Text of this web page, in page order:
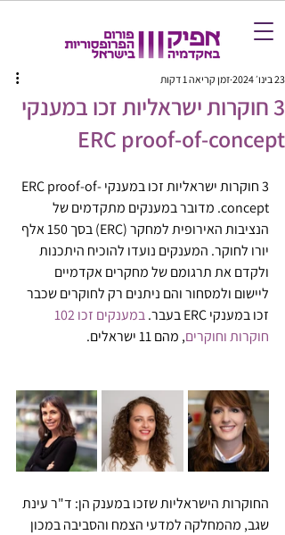
3 חוקרות ישראליות זכו במענקי
ERC proof-of-concept
23 בינו׳ 2024 זמן קריאה 1 דקות
3 חוקרות ישראליות זכו במענקי ERC proof-of-
concept. מדובר במענקים מתקדמים של
הנציבות האירופית למחקר (ERC) בסך 150 אלף
יורו לחוקר. המענקים נועדו להוכיח היתכנות
ולקדם את תרגומם של מחקרים אקדמיים
ליישום ולמסחור והם ניתנים רק לחוקרים שכבר
זכו במענקי ERC בעבר.
חוקרות וחוקרים, מהם 11 ישראלים.
החוקרות הישראליות שזכו במענק הן: ד"ר עינת
שגב, מהמחלקה למדעי הצמח והסביבה במכון